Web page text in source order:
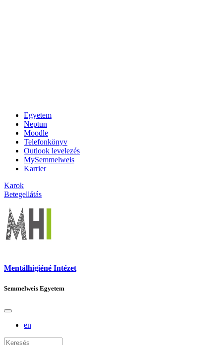
Egyetem
Neptun
Moodle
Telefonkönyv
Outlook levelezés
MySemmelweis
Karrier
Karok
Betegellátás
Mentálhigiéné Intézet
Semmelweis Egyetem
en